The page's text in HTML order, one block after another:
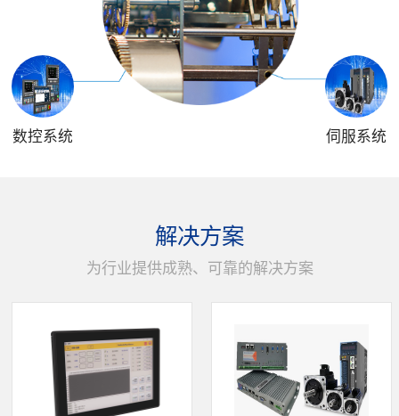
数控系统 伺服系统
解决方案
为行业提供成熟、可靠的解决方案